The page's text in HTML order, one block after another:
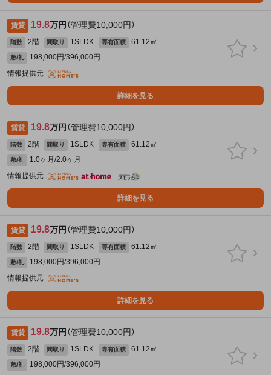
賃貸 19.8万円 （管理費10,000円）
階数 2階 間取り 1SLDK 専有面積 61.12㎡
敷/礼
198,000円/396,000円
情報提供元
詳細を見る
賃貸 19.8万円 （管理費10,000円）
階数 2階 間取り 1SLDK 専有面積 61.12㎡
敷/礼
1.0ヶ月/2.0ヶ月
情報提供元
詳細を見る
賃貸 19.8万円 （管理費10,000円）
階数 2階 間取り 1SLDK 専有面積 61.12㎡
敷/礼
198,000円/396,000円
情報提供元
詳細を見る
賃貸 19.8万円 （管理費10,000円）
階数 2階 間取り 1SLDK 専有面積 61.12㎡
敷/礼
198,000円/396,000円